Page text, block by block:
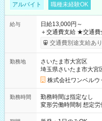
アルバイト 職種未経験OK
給与
日給13,000円～
＋交通費支給 ★交通費全額支給！ ┗案件により規定あり ★日払
いOK！（規定あり）
ンビニATMから 日払い分を
交通費別途支給あり
勤務地
さいたま市大宮区
埼玉県さいたま市大宮
株式会社ワンベルウ
勤務時間
勤務時間は指定なし
変形労働時間制 想定労働時間160時
～21：00